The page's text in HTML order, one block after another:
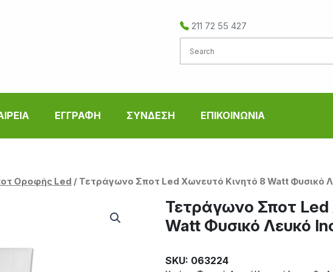
211 72 55 427
ΕΓΓΡΑΦΗ ΣΥΝΔΕΣΗ ΕΠΙΚΟΙΝΩΝΙΑ
Οροφής Led / Τετράγωνο Σποτ Led Χωνευτό Κινητό 8 Watt Φυσικό
Τετράγωνο Σποτ Led
Watt Φυσικό Λευκό
SKU: 063224